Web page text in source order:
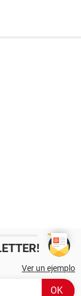
Ver un ejemplo